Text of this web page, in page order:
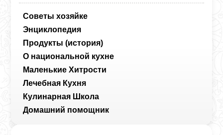
Советы хозяйке
Энциклопедия
Продукты (история)
О национальной кухне
Маленькие Хитрости
Лечебная Кухня
Кулинарная Школа
Домашний помощник